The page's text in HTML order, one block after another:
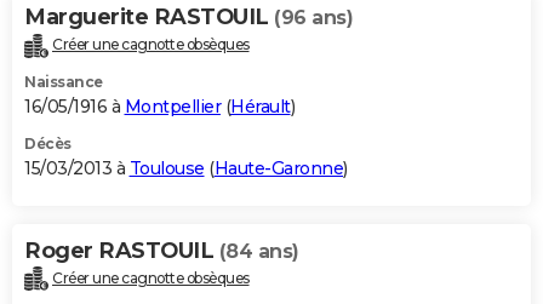
Marguerite RASTOUIL (96 ans)
Créer une cagnotte obsèques
Naissance
16/05/1916 à Montpellier(Hérault)
Décès
15/03/2013 à Toulouse (Haute-Garonne)
Roger RASTOUIL (84 ans)
Créer une cagnotte obsèques